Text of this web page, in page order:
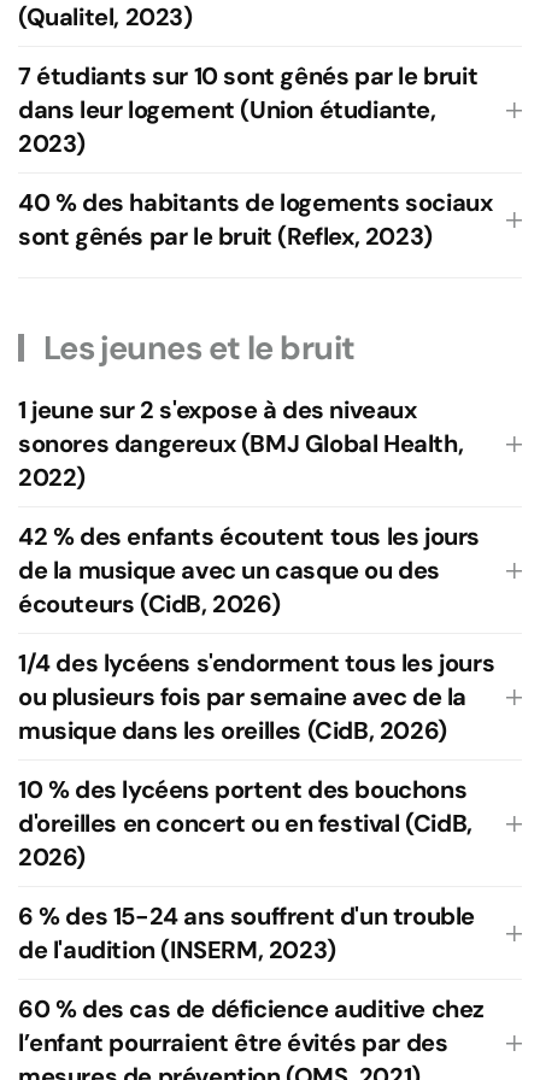
(Qualitel, 2023)
7 étudiants sur 10 sont gênés par le bruit
dans leur logement (Union étudiante,
2023)
40 % des habitants de logements sociaux
sont gênés par le bruit (Reflex, 2023)
Les jeunes et le bruit
1 jeune sur 2 s'expose à des niveaux
sonores dangereux (BMJ Global Health,
2022)
42 % des enfants écoutent tous les jours
de la musique avec un casque ou des
écouteurs (CidB, 2026)
1/4 des lycéens s'endorment tous les jours
ou plusieurs fois par semaine avec de la
musique dans les oreilles (CidB, 2026)
10 % des lycéens portent des bouchons
d'oreilles en concert ou en festival (CidB,
2026)
6 % des 15-24 ans souffrent d'un trouble
de l'audition (INSERM, 2023)
60 % des cas de déficience auditive chez
l’enfant pourraient être évités par des